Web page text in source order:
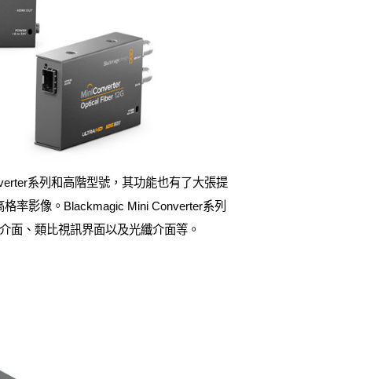
系列和高階型號，其功能也有了大張提
率影像。Blackmagic Mini Converter系列
面、類比視訊界面以及光纖介面等。